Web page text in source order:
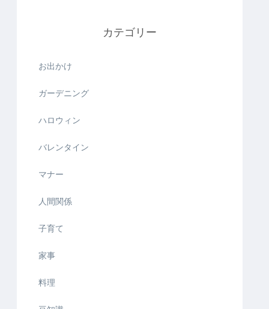
カテゴリー
お出かけ
ガーデニング
ハロウィン
バレンタイン
マナー
人間関係
子育て
家事
料理